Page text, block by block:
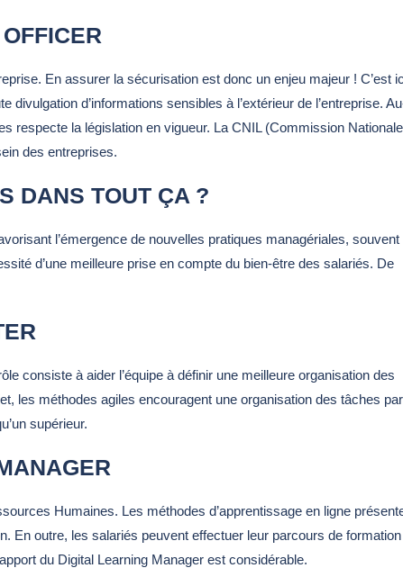
En assurer la sécurisation est donc un enjeu majeur ! C’est
d’informations sensibles à l’extérieur de l’entreprise.
respecte la législation en vigueur. La CNIL (Commission
des entreprises.
DANS TOUT ÇA ?
l’émergence de nouvelles pratiques managériales, souvent
d’une meilleure prise en compte du bien-être des salariés. De
consiste à aider l’équipe à définir une meilleure organisation des
les méthodes agiles encouragent une organisation des tâches
supérieur.
Humaines. Les méthodes d’apprentissage en ligne
En outre, les salariés peuvent effectuer leur parcours de formation
du Digital Learning Manager est considérable.